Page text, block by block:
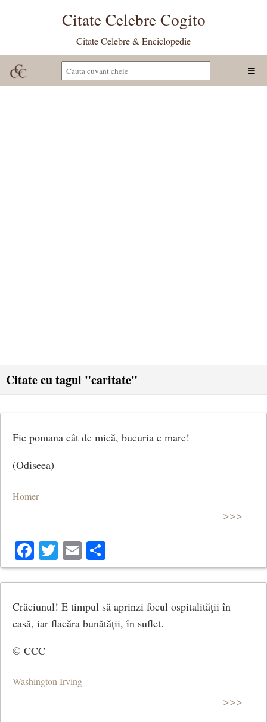
Citate Celebre Cogito
Citate Celebre & Enciclopedie
Citate cu tagul "caritate"
Fie pomana cât de mică, bucuria e mare!
(Odiseea)
Homer
>>>
Facebook
Twitter
Email
Crăciunul! E timpul să aprinzi focul ospitalităţii în
casă, iar flacăra bunătății, în suflet.
© CCC
Washington Irving
>>>